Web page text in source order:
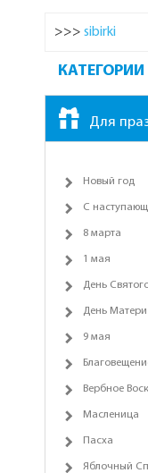
>>> sibirki
КАТЕГОРИИ
Для
Новый год
С
8 марта
1 мая
День
День Матери
9 мая
Вербное
Масленица
Пасха
Яблочный